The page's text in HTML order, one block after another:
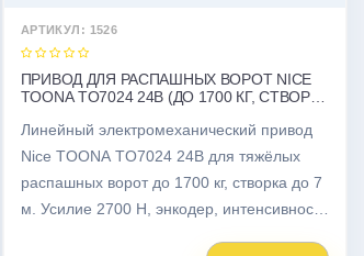
АРТИКУЛ: 1526
ПРИВОД ДЛЯ РАСПАШНЫХ ВОРОТ NICE
TOONA TO7024 24В (ДО 1700 КГ, СТВОРКА
Линейный электромеханический привод
Nice TOONA TO7024 24В для тяжёлых
распашных ворот до 1700 кг, створка до 7
м. Усилие 2700 Н, энкодер, интенсивность